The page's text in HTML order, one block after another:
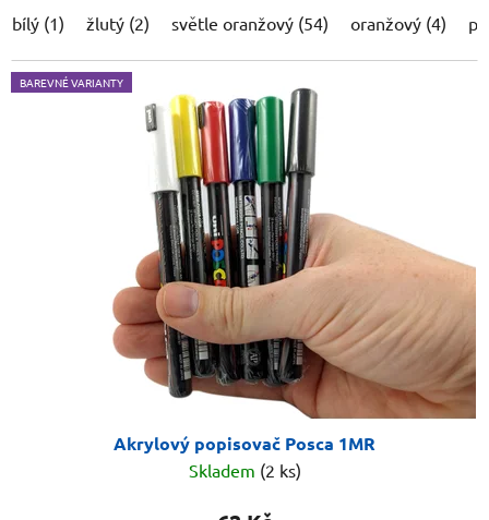
bílý (1) žlutý (2) světle oranžový (54) oranžový (4)
BAREVNÉ VARIANTY
Akrylový popisovač Posca 1MR
Skladem (2 ks)